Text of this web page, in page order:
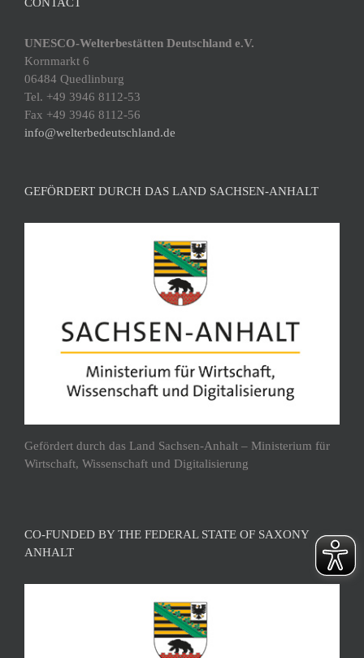
CONTACT
UNESCO-Welterbestätten Deutschland e.V.
Kornmarkt 6
06484 Quedlinburg
Tel. +49 3946 8112-53
Fax +49 3946 8112-56
info@welterbedeutschland.de
GEFÖRDERT DURCH DAS LAND SACHSEN-ANHALT
Gefördert durch das Land Sachsen-Anhalt – Ministerium für
Wirtschaft, Wissenschaft und Digitalisierung
CO-FUNDED BY THE FEDERAL STATE OF SAXONY
ANHALT